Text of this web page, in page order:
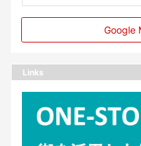
Google
Links